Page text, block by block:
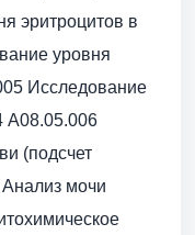
эритроцитов в
уровня
Исследование
A08.05.006
(подсчет
мочи